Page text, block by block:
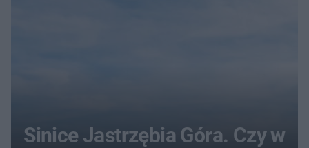
Sinice Jastrzębia Góra. Czy w